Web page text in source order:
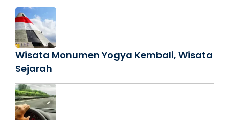
Wisata Monumen Yogya Kembali, Wisata
Sejarah